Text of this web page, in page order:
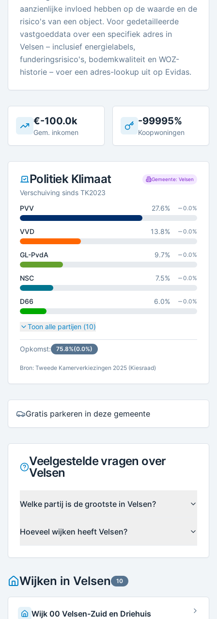
aanzienlijke invloed hebben op de waarde en de
risico's van een object. Voor gedetailleerde
vastgoeddata over een specifiek adres in
Velsen – inclusief energielabels,
funderingsrisico's, bodemkwaliteit en WOZ-
historie – voer een adres-lookup uit op Evidas.
€-100.0k
Gem. inkomen
-99995%
Koopwoningen
Politiek Klimaat Gemeente: Velsen
Verschuiving sinds TK2023
PVV
27.6% 0.0%
VVD 13.8% 0.0%
GL-PvdA 9.7% 0.0%
NSC 7.5% 0.0%
D66 6.0% 0.0%
Toon alle partijen (10)
Opkomst: 75.8%(0.0%)
Bron: Tweede Kamerverkiezingen 2025 (Kiesraad)
Gratis parkeren in deze gemeente
Veelgestelde vragen over
Velsen
Welke partij is de grootste in Velsen?
Hoeveel wijken heeft Velsen?
Wijken in Velsen 10
Wijk 00 Velsen-Zuid en Driehuis